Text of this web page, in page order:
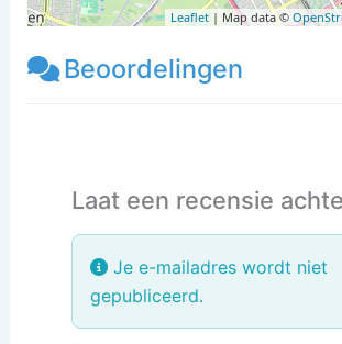
Leaflet | Map data ©
Beoordelingen
Laat een recensie
Je e-mailadres wordt niet
gepubliceerd.